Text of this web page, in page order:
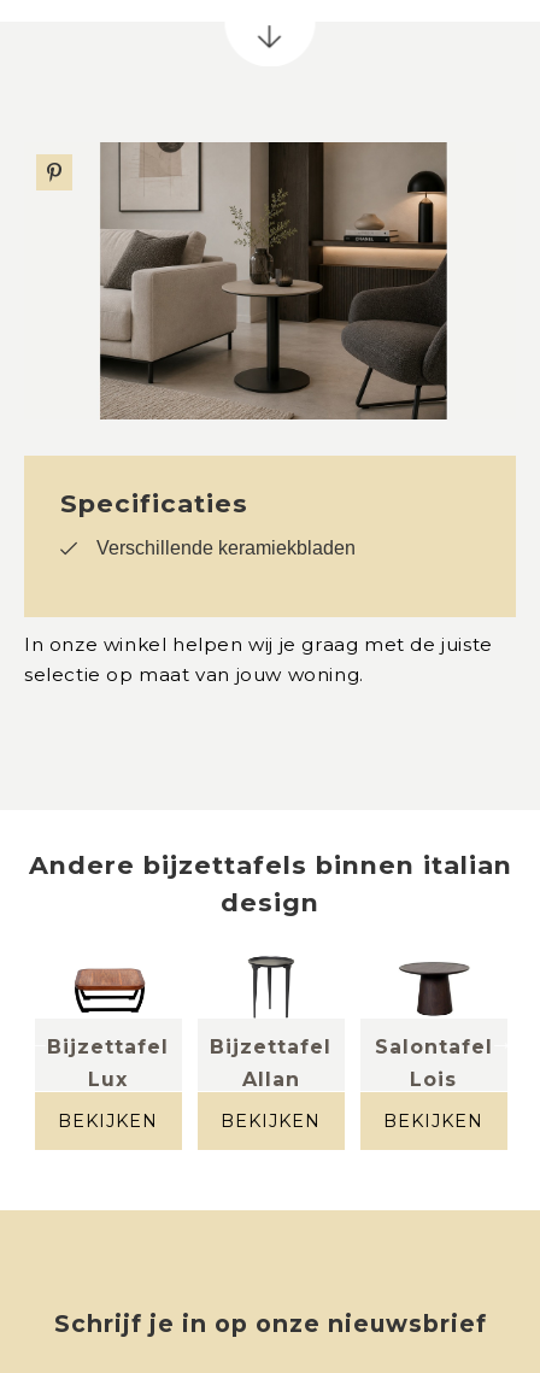
Specificaties
Verschillende keramiekbladen
In onze winkel helpen wij je graag met de juiste
selectie op maat van jouw woning.
Andere bijzettafels binnen italian
design
Bijzettafel
Lux
metaal
BEKIJKEN
Bijzettafel
Allan
BEKIJKEN
Salontafel
Lois
walnoot
BEKIJKEN
Schrijf je in op onze nieuwsbrief